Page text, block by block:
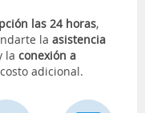
las 24 horas,
la asistencia
la conexión a
adicional.